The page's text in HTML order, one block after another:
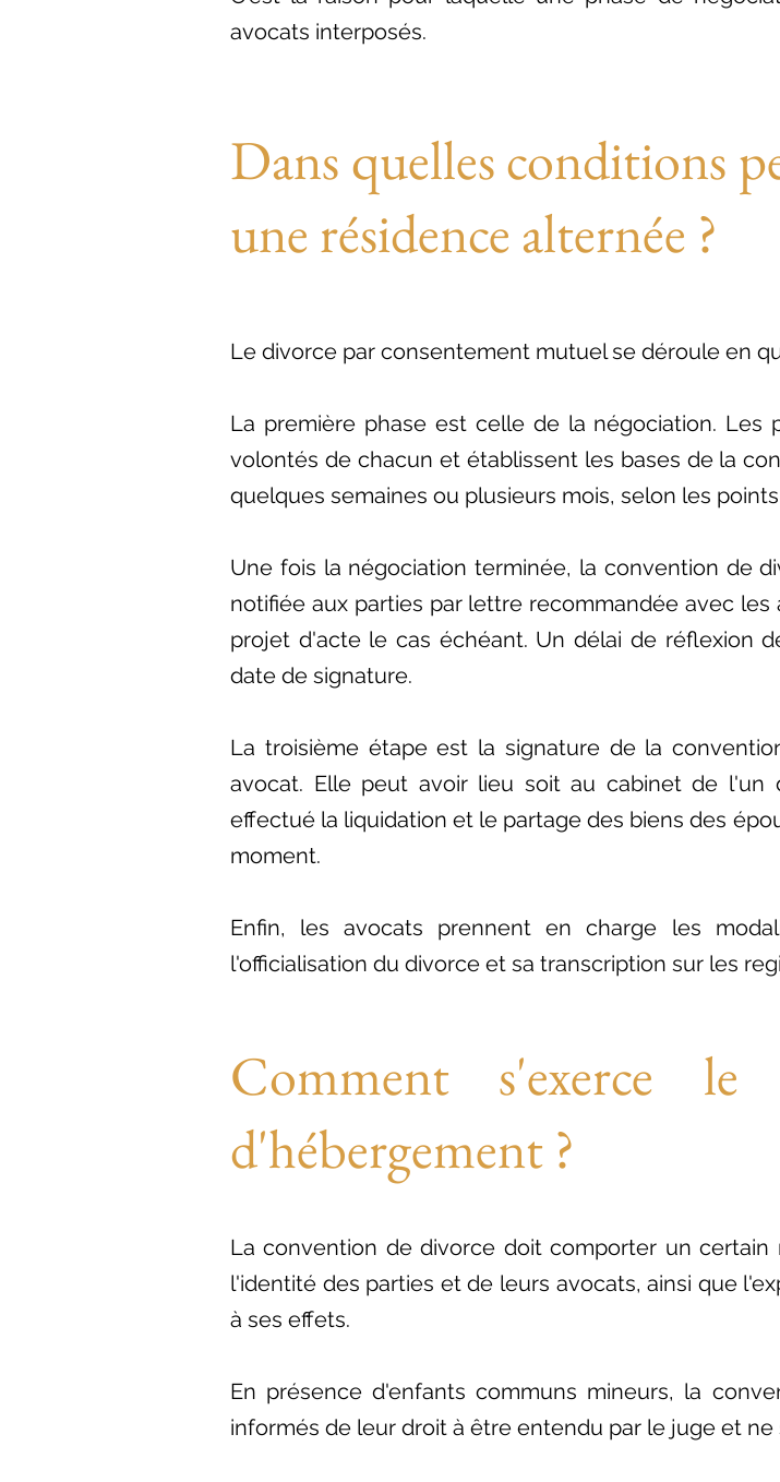
avocats interposés.
Dans quelles conditions
une résidence alternée ?
Le divorce par consentement mutuel se déroule en
La première phase est celle de la négociation. Les
volontés de chacun et établissent les bases de la
quelques semaines ou plusieurs mois, selon les
Une fois la négociation terminée, la convention de
notifiée aux parties par lettre recommandée avec
projet d'acte le cas échéant. Un délai de réflexion
date de signature.
La troisième étape est la signature de la
avocat. Elle peut avoir lieu soit au cabinet de
effectué la liquidation et le partage des biens des
moment.
Enfin, les avocats prennent en charge les
l'officialisation du divorce et sa transcription sur les
Comment s'exerce
d'hébergement ?
La convention de divorce doit comporter un
l'identité des parties et de leurs avocats, ainsi que
à ses effets.
En présence d'enfants communs mineurs, la
informés de leur droit à être entendu par le juge et